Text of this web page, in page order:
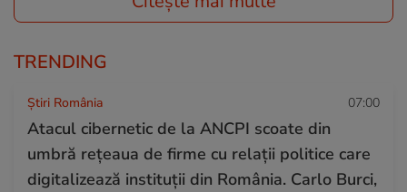
TRENDING
Știri România 07:00
Atacul cibernetic de la ANCPI scoate din
umbră rețeaua de firme cu relații politice care
digitalizează instituții din România. Carlo Burci,